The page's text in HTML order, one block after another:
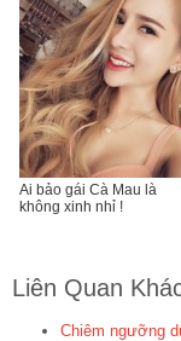
Ai bảo gái Cà Mau là
không xinh nhỉ !
Liên Quan
Chiêm ngưỡng